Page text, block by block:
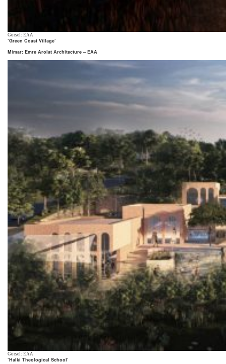
Görsel: EAA
‘Green Coast Village’
Mimar: Emre Arolat Architecture – EAA
Görsel: EAA
‘Halki Theological School’